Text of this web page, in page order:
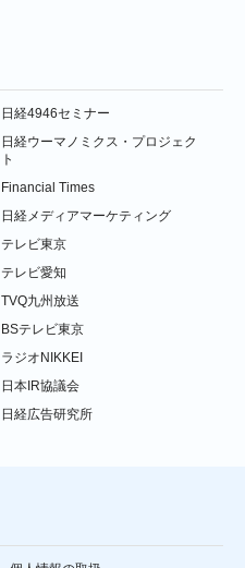
日経4946セミナー
日経ウーマノミクス・プロジェク
ト
Financial Times
日経メディアマーケティング
テレビ東京
テレビ愛知
TVQ九州放送
BSテレビ東京
ラジオNIKKEI
日本IR協議会
日経広告研究所